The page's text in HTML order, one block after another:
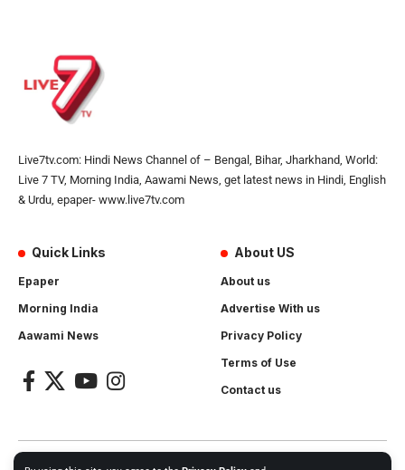
Live7tv.com: Hindi News Channel of – Bengal, Bihar, Jharkhand, World:
Live 7 TV, Morning India, Aawami News, get latest news in Hindi, English
& Urdu, epaper- www.live7tv.com
Quick Links
Epaper
Morning India
Aawami News
About US
About us
Advertise With us
Privacy Policy
Terms of Use
Contact us